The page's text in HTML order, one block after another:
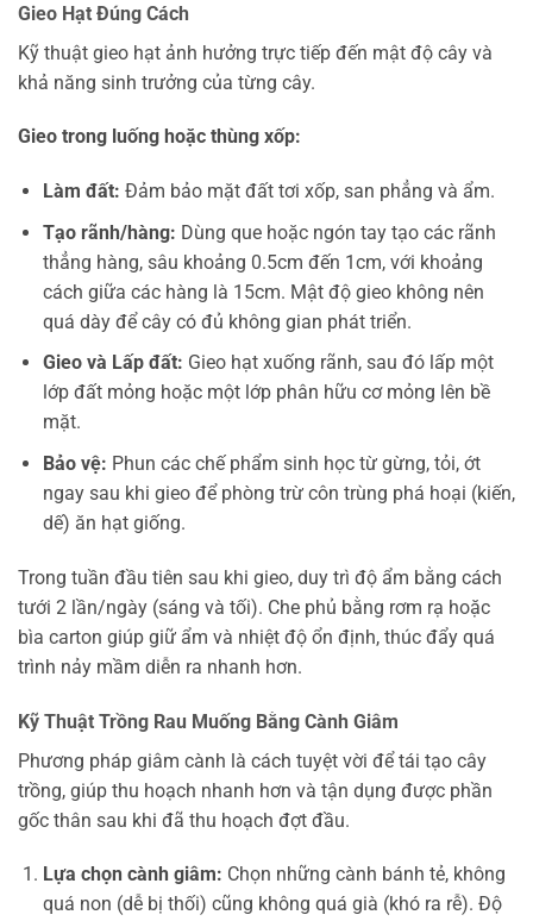
Gieo Hạt Đúng Cách
Kỹ thuật gieo hạt ảnh hưởng trực tiếp đến mật độ cây và
khả năng sinh trưởng của từng cây.
Gieo trong luống hoặc thùng xốp:
Làm đất: Đảm bảo mặt đất tơi xốp, san phẳng và ẩm.
Tạo rãnh/hàng: Dùng que hoặc ngón tay tạo các rãnh
thẳng hàng, sâu khoảng 0.5cm đến 1cm, với khoảng
cách giữa các hàng là 15cm. Mật độ gieo không nên
quá dày để cây có đủ không gian phát triển.
Gieo và Lấp đất: Gieo hạt xuống rãnh, sau đó lấp một
lớp đất mỏng hoặc một lớp phân hữu cơ mỏng lên bề
mặt.
Bảo vệ: Phun các chế phẩm sinh học từ gừng, tỏi, ớt
ngay sau khi gieo để phòng trừ côn trùng phá hoại (kiến,
dế) ăn hạt giống.
Trong tuần đầu tiên sau khi gieo, duy trì độ ẩm bằng cách
tưới 2 lần/ngày (sáng và tối). Che phủ bằng rơm rạ hoặc
bìa carton giúp giữ ẩm và nhiệt độ ổn định, thúc đẩy quá
trình nảy mầm diễn ra nhanh hơn.
Kỹ Thuật Trồng Rau Muống Bằng Cành Giâm
Phương pháp giâm cành là cách tuyệt vời để tái tạo cây
trồng, giúp thu hoạch nhanh hơn và tận dụng được phần
gốc thân sau khi đã thu hoạch đợt đầu.
Lựa chọn cành giâm: Chọn những cành bánh tẻ, không
quá non (dễ bị thối) cũng không quá già (khó ra rễ). Độ